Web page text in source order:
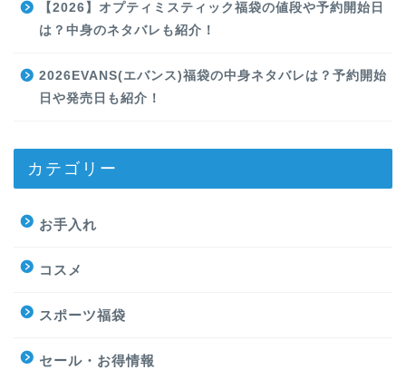
【2026】オプティミスティック福袋の値段や予約開始日
は？中身のネタバレも紹介！
2026EVANS(エバンス)福袋の中身ネタバレは？予約開始
日や発売日も紹介！
カテゴリー
お手入れ
コスメ
スポーツ福袋
セール・お得情報